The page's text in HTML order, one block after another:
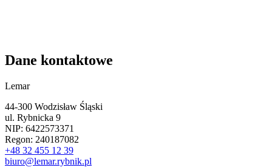
Dane kontaktowe
Lemar
44-300 Wodzisław Śląski
ul. Rybnicka 9
NIP: 6422573371
Regon: 240187082
+48 32 455 12 39
biuro@lemar.rybnik.pl